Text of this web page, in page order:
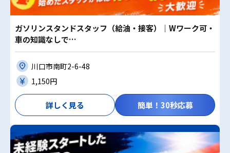
ガソリンスタンドスタッフ（給油・接客）｜Wワーク可・
車の知識なしで…
川口市南町2-6-48
1,150円
詳しく見る 簡単！30秒応募